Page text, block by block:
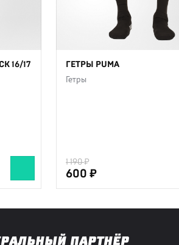
16/17 ГЕТРЫ PUMA
Гетры
1 190
600
ПАРТНЁР